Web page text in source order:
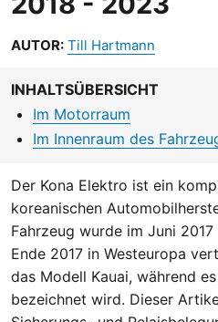
AUTOR: Till Hartmann
INHALTSÜBERSICHT
Im Motorraum
Im Innenraum des
Der Kona Elektro ist ein
koreanischen
Fahrzeug wurde im Juni
Ende 2017 in Westeuropa
das Modell Kauai, während
bezeichnet wird. Dieser